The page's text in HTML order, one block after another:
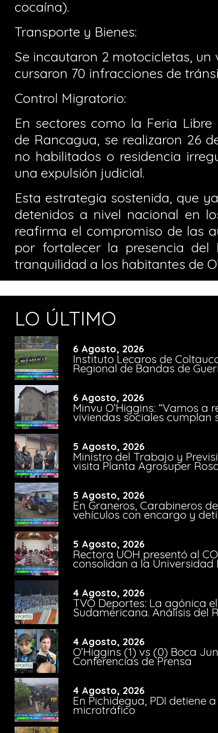
cocaína).
Transporte y Bienes:
Se incautaron 2 motocicletas, un
cursaron 70 infracciones de
Control Migratorio:
En sectores como la Feria
de Rancagua, se realizaron 26
no habilitados o residencia
una expulsión judicial.
Esta estrategia sostenida, que
detenidos a nivel nacional en
reafirma el compromiso de las
por fortalecer la presencia del
tranquilidad a los habitantes de
LO ÚLTIMO
6 Agosto, 2026
Instituto Lecaros de
Regional de Bandas de
6 Agosto, 2026
Minvu O’Higgins: “Vamos a
viviendas sociales cumplan
5 Agosto, 2026
Ministro del Trabajo y
visita Planta Agrosuper
5 Agosto, 2026
En Graneros, Carabineros
vehículos con encargo y
5 Agosto, 2026
Rectora UOH presentó al
consolidan a la Universidad
4 Agosto, 2026
TVO Deportes: La agónica
Sudamericana. Análisis del
4 Agosto, 2026
O’Higgins (1) vs (0) Boca
Conferencias de Prensa
4 Agosto, 2026
En Pichidegua, PDI detiene
microtráfico